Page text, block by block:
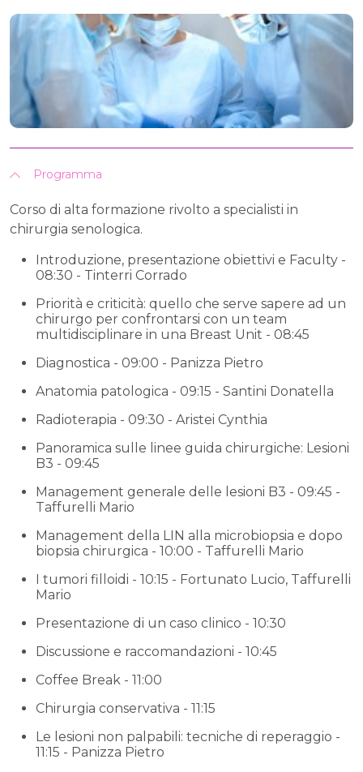
Programma
Corso di alta formazione rivolto a specialisti in
chirurgia senologica.
Introduzione, presentazione obiettivi e Faculty -
08:30 - Tinterri Corrado
Priorità e criticità: quello che serve sapere ad un
chirurgo per confrontarsi con un team
multidisciplinare in una Breast Unit - 08:45
Diagnostica - 09:00 - Panizza Pietro
Anatomia patologica - 09:15 - Santini Donatella
Radioterapia - 09:30 - Aristei Cynthia
Panoramica sulle linee guida chirurgiche: Lesioni
B3 - 09:45
Management generale delle lesioni B3 - 09:45 -
Taffurelli Mario
Management della LIN alla microbiopsia e dopo
biopsia chirurgica - 10:00 - Taffurelli Mario
I tumori filloidi - 10:15 - Fortunato Lucio, Taffurelli
Mario
Presentazione di un caso clinico - 10:30
Discussione e raccomandazioni - 10:45
Coffee Break - 11:00
Chirurgia conservativa - 11:15
Le lesioni non palpabili: tecniche di reperaggio -
11:15 - Panizza Pietro